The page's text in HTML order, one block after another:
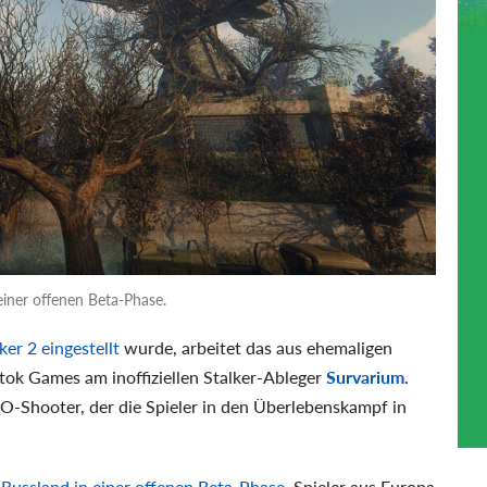
offenen Beta-Phase.
2 eingestelltwurde, arbeitet das aus ehemaligen
Games am inoffiziellen Stalker-AblegerSurvarium.
Shooter, der die Spieler in den Überlebenskampf in